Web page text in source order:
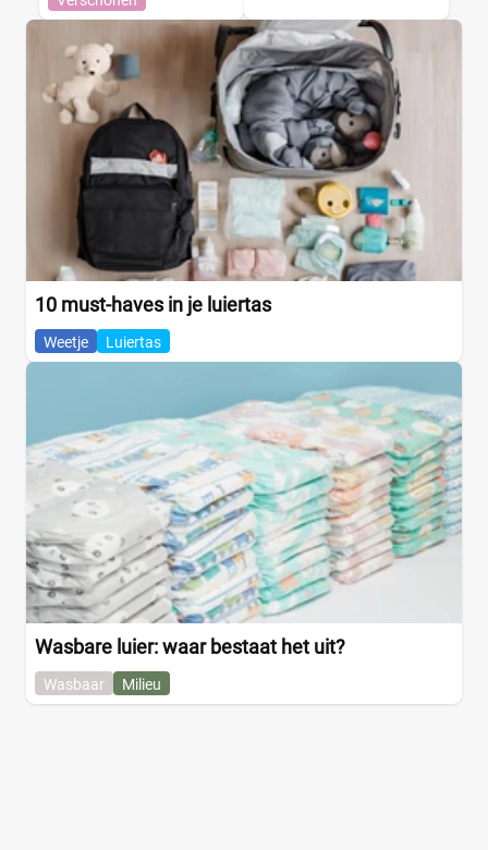
10 must-haves in je luiertas
Weetje Luiertas
Wasbare luier: waar bestaat het uit?
Wasbaar Milieu